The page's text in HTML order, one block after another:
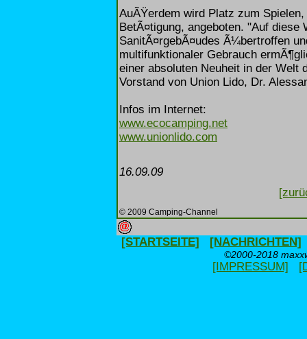
AuÃŸerdem wird Platz zum
BetÃ¤tigung, angeboten. "Auf
SanitÃ¤rgebÃ¤udes Ã¼bertroffen
multifunktionaler Gebrauch
einer absoluten Neuheit in der Welt
Vorstand von Union Lido, Dr.
Infos im Internet:
www.ecocamping.net
www.unionlido.com
16.09.09
© 2009 Camping-Channel
[STARTSEITE] [NACHRICHTEN]
©2000-2018
[IMPRESSUM]